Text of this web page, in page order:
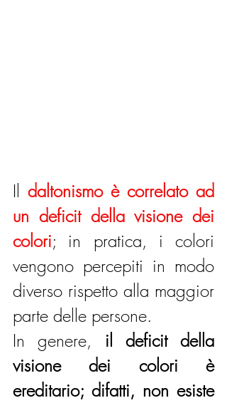
Il daltonismo è correlato ad
un deficit della visione dei
colori; in pratica, i colori
vengono percepiti in modo
diverso rispetto alla maggior
parte delle persone.
In genere, il deficit della
visione dei colori è
ereditario; difatti, non esiste